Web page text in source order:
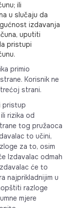
ili
u slučaju da
izdavanja
uputiti
pristupi
primio
Korisnik ne
strani.
pristup
rizika od
tog pružaoca
to učini,
za to, osim
Izdavalac odmah
će to
najprikladnijim u
razloge
mjere